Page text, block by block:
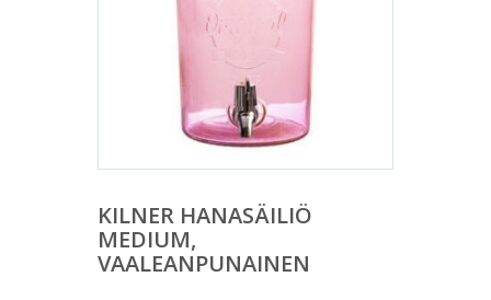
KILNER HANASÄILIÖ
MEDIUM,
VAALEANPUNAINEN